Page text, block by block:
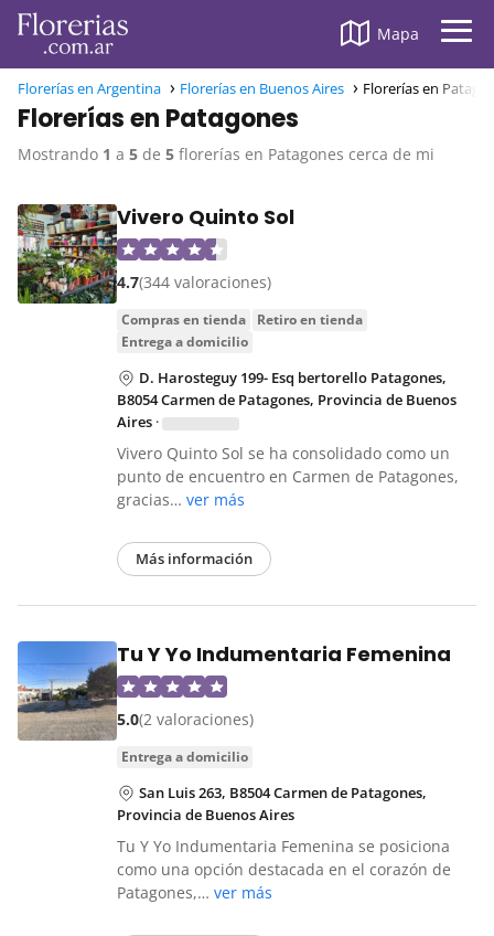
Mapa
Florerías en Argentina Florerías en Buenos Aires Florerías en
Florerías en Patagones
Mostrando 1 a 5 de 5 florerías en Patagones cerca de mi
Vivero Quinto Sol
4.7(344 valoraciones)
compras en tienda
retiro en tienda
entrega a domicilio
D. Harosteguy 199- Esq bertorello Patagones,
B8054 Carmen de Patagones, Provincia de Buenos
Aires ·
Vivero Quinto Sol se ha consolidado como un
punto de encuentro en Carmen de Patagones,
gracias… ver más
Más información
Tu Y Yo Indumentaria Femenina
5.0(2 valoraciones)
entrega a domicilio
San Luis 263, B8504 Carmen de Patagones,
Provincia de Buenos Aires
Tu Y Yo Indumentaria Femenina se posiciona
como una opción destacada en el corazón de
Patagones,… ver más